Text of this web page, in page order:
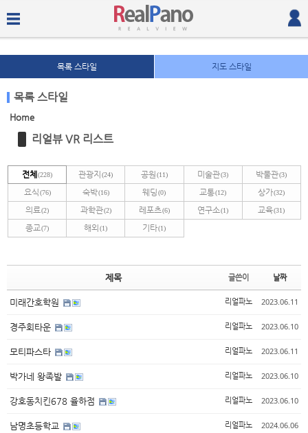
목록 스타일 지도 스타일
목록 스타일
Home
리얼뷰 VR 리스트
전체(228) 관광지 (24) 공원(11) 미술관(3) 박물관(3)
요식(76) 숙박(16) 웨딩 (0) 교통(12) 상가(32)
의료(2) 과학관(2) 레포츠(6) 연구소(1) 교육(31)
종교(7) 해외 (1) 기타(1)
제목 글쓴이 날짜
미래간호학원 리얼파노 2023.06.11
경주회타운 리얼파노 2023.06.10
모티파스타 리얼파노 2023.06.11
박가네 왕족발 리얼파노 2023.06.10
강호동치킨678 율하점 리얼파노 2023.06.10
남명초등학교 리얼파노 2024.06.06
Sketchbook5, 스케치북5
Sketchbook5, 스케치북5
Sketchbook5, 스케치북5
Sketchbook5, 스케치북5